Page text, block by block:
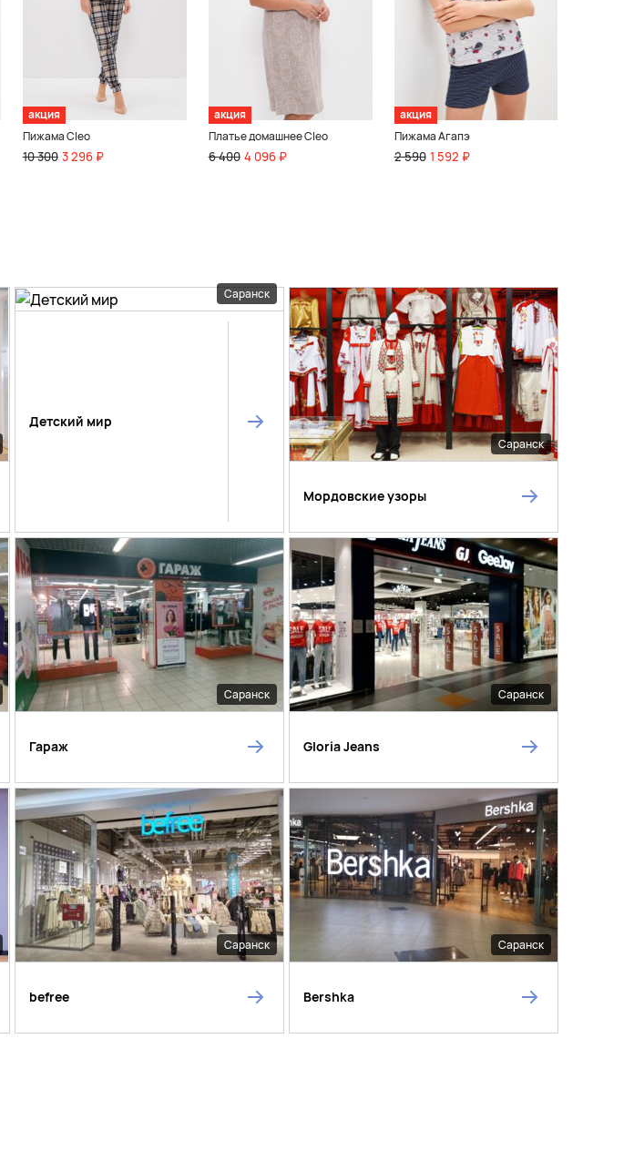
акция
Пижама Cleo
10 300 3 296 ₽
акция
Платье домашнее Cleo
6 400 4 096 ₽
акция
Пижама Агапэ
2 590 1 592 ₽
Саранск
Детский мир
Саранск
Мордовские узоры
Саранск
Гараж
Саранск
Gloria Jeans
Саранск
befree
Саранск
Bershka